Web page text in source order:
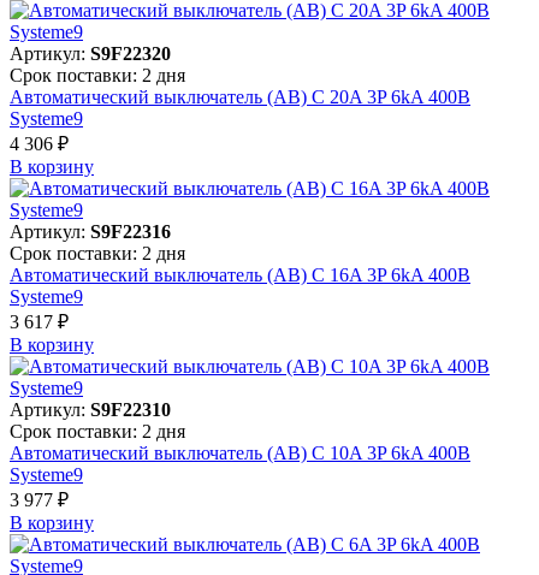
Артикул: S9F22320
Срок поставки: 2 дня
Автоматический выключатель (АВ) C 20A 3P 6kA 400В
Systeme9
4 306 ₽
В корзинy
Артикул: S9F22316
Срок поставки: 2 дня
Автоматический выключатель (АВ) C 16A 3P 6kA 400В
Systeme9
3 617 ₽
В корзинy
Артикул: S9F22310
Срок поставки: 2 дня
Автоматический выключатель (АВ) C 10A 3P 6kA 400В
Systeme9
3 977 ₽
В корзинy